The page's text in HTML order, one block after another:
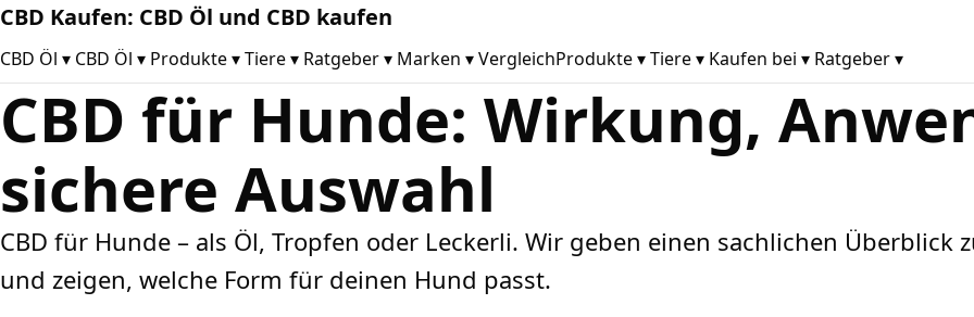
CBD Kaufen: CBD Öl und CBD kaufen
CBD Öl ▾ CBD Öl ▾ Produkte▾Tiere▾ Ratgeber▾ Marken ▾VergleichProdukte▾Tiere▾ Kaufen bei ▾ Ratgeber▾
CBD für Hunde: Wirkung,
sichere Auswahl
CBD für Hunde – als Öl, Tropfen oder Leckerli. Wir geben einen sachlichen
und zeigen, welche Form für deinen Hund passt.